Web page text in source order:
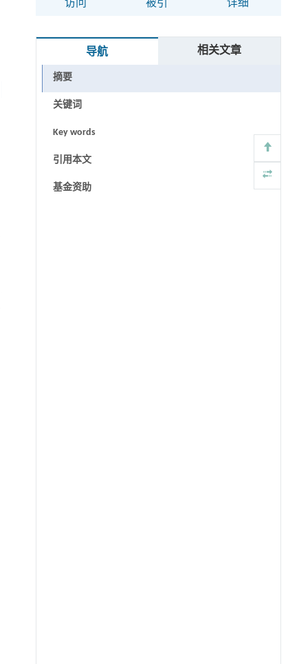
访问 被引 详细
导航 相关文章
摘要
关键词
Key words
引用本文
基金资助